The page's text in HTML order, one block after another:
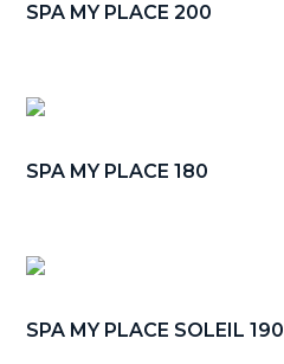
SPA MY PLACE 200
SPA MY PLACE 180
SPA MY PLACE SOLEIL 190